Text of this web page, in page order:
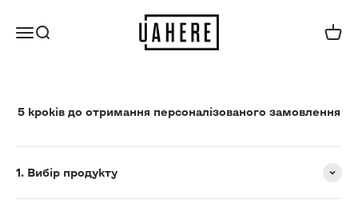
Відкрити меню навігації
Відкрити пошук
UAHERE
5 кроків до отримання персоналізованого замовлення
1. Вибір продукту